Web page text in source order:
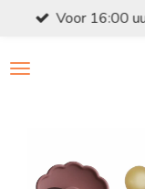
naar
Voor 16:00